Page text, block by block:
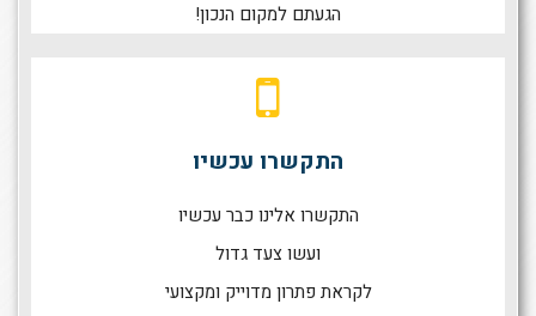
הגעתם למקום הנכון!
התקשרו עכשיו
התקשרו אלינו כבר עכשיו
ועשו צעד גדול
לקראת פתרון מדוייק ומקצועי